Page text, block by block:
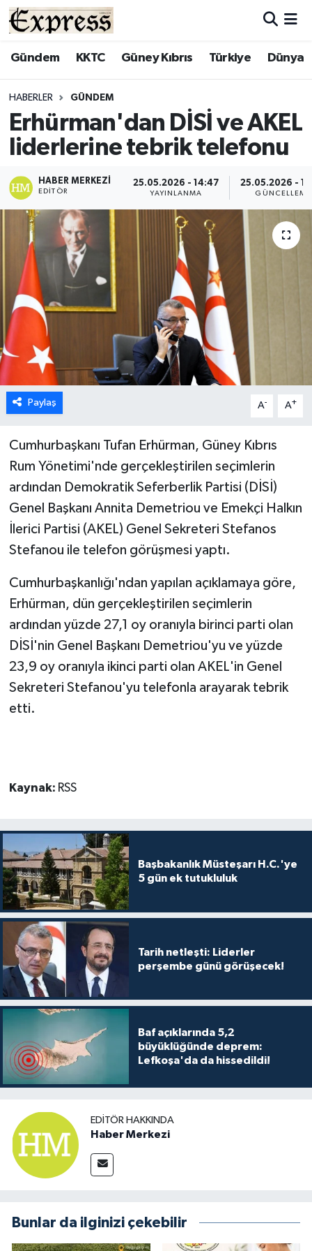
Gündem KKTC Güney Kıbrıs Türkiye Dünya
HABERLER GÜNDEM
Erhürman'dan DİSİ ve AKEL
liderlerine tebrik telefonu
HABER MERKEZI
EDITÖR
25.05.2026 - 14:47
YAYINLANMA
25.05.2026 -
GÜNCELLEME
Paylaş A- A+
Cumhurbaşkanı Tufan Erhürman, Güney Kıbrıs
Rum Yönetimi'nde gerçekleştirilen seçimlerin
ardından Demokratik Seferberlik Partisi (DİSİ)
Genel Başkanı Annita Demetriou ve Emekçi Halkın
İlerici Partisi (AKEL) Genel Sekreteri Stefanos
Stefanou ile telefon görüşmesi yaptı.
Cumhurbaşkanlığı'ndan yapılan açıklamaya göre,
Erhürman, dün gerçekleştirilen seçimlerin
ardından yüzde 27,1 oy oranıyla birinci parti olan
DİSİ'nin Genel Başkanı Demetriou'yu ve yüzde
23,9 oy oranıyla ikinci parti olan AKEL'in Genel
Sekreteri Stefanou'yu telefonla arayarak tebrik
etti.
Kaynak: RSS
Başbakanlık Müsteşarı H.C.'ye
5 gün ek tutukluluk
Tarih netleşti: Liderler
perşembe günü görüşecek!
Baf açıklarında 5,2
büyüklüğünde deprem:
Lefkoşa'da da hissedildi!
EDITÖR HAKKINDA
Haber Merkezi
Bunlar da ilginizi çekebilir
ALAYKÖY
BİLİM
DÜNYA
EĞİTİM
EKONOMİ
ENGLISH
ESENTEPE
GAZİMAĞUSA
GİRNE
GÜNDEM
GÜNEY KIBRIS
İÇ HABERLER
KÜLTÜR SANAT
LAPTA
LEFKOŞA
Nöbetçi Eczaneler
SPOR
TATLISU
TEKNOLOJİ
TİCARET
YAŞAM
Hava Durumu
Süper Lig Puan Durumu ve Fikstür
Son Dakika Haberleri
Haber Arşivi